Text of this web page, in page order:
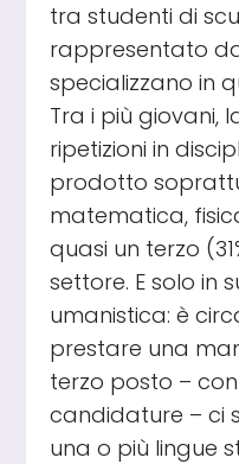
tra studenti di
rappresentato
specializzano in
Tra i più giovani,
ripetizioni in
prodotto
matematica,
quasi un terzo
settore. E solo in
umanistica: è
prestare una
terzo posto – con
candidature – ci
una o più lingue